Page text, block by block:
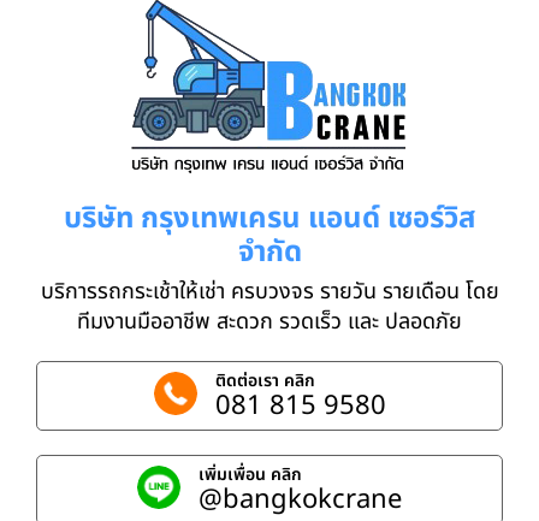
บริษัท กรุงเทพเครน แอนด์ เซอร์วิส
จำกัด
บริการรถกระเช้าให้เช่า ครบวงจร รายวัน รายเดือน โดย
ทีมงานมืออาชีพ สะดวก รวดเร็ว และ ปลอดภัย
ติดต่อเรา คลิก
081 815 9580
เพิ่มเพื่อน คลิก
@bangkokcrane